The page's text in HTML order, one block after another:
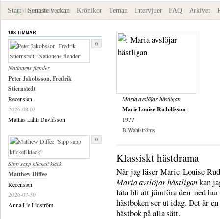
Start Senaste veckan Krönikor Teman Intervjuer FAQ Arkivet
Maria avslöjar hästligan
Marie Louise Rudolfsson
1977
B.Wahlströms
Klassiskt hästdrama
När jag läser Marie-Louise
Maria avslöjar hästligankan
låta bli att jämföra den med hur
hästboken ser ut idag. Det är
hästbok på alla sätt.
168 TIMMAR
Nationens fiender
Peter Jakobsson, Fredrik
Stiernstedt
Recension
2026-08-03
Mattias Lahti Davidsson
0
Sipp sapp klickeli klack
Matthew Diffee
Recension
2026-07-30
Anna Liv Lidström
0